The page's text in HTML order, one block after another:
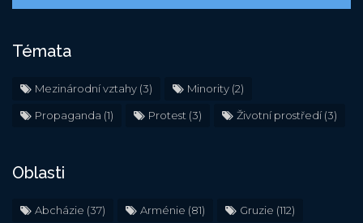
Témata
Mezinárodní vztahy (3) Minority (2)
Propaganda (1) Protest (3) Životní prostředí(3)
Oblasti
Abcházie (37) Arménie (81) Gruzie (112)